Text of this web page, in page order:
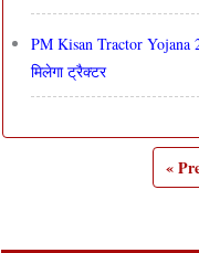
PM Kisan Tractor Yojana
मिलेगा ट्रैक्टर
«